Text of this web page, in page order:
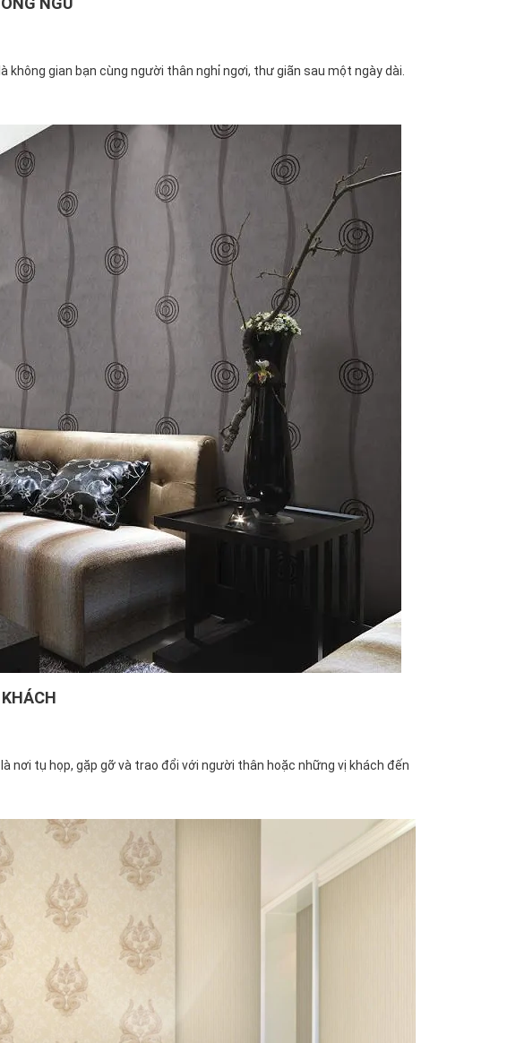
không gian bạn cùng người thân nghỉ ngơi, thư giãn sau một ngày dài.
nơi tụ họp, gặp gỡ và trao đổi với người thân hoặc những vị khách đến